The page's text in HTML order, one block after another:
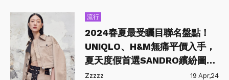
流行
2024春夏最受矚目聯名盤點！
UNIQLO、H&M無痛平價入手，
夏天度假首選SANDRO繽紛圖騰
最亮眼
Zzzzz 19 Apr,24